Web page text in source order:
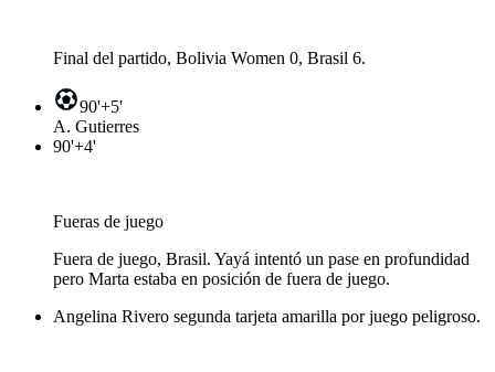
Final del partido, Bolivia Women 0, Brasil 6.
90'+5'
A. Gutierres
90'+4'
Fueras de juego
Fuera de juego, Brasil. Yayá intentó un pase en profundidad
pero Marta estaba en posición de fuera de juego.
Angelina Rivero segunda tarjeta amarilla por juego peligroso.